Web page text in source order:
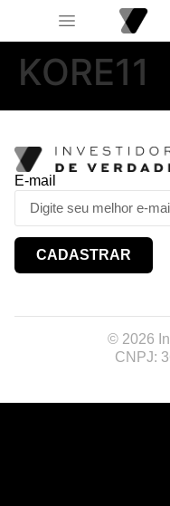
KORE11
E-mail
CADASTRAR
© 2026
CNPJ: